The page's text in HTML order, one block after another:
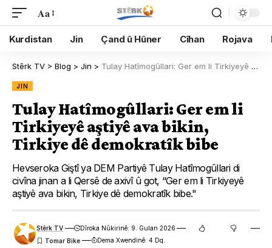
Aa
Kurdistan Jin Çand û Hûner Cîhan Rojava
Stêrk TV > Blog > Jin > Tulay Hatîmogûllari: Ger em li Tirkiyeyê aştiyê ava bikin, Tirkiye dê demokratîk bibe
JIN
Tulay Hatîmogûllari: Ger em li
Tirkiyeyê aştiyê ava bikin,
Tirkiye dê demokratîk bibe
Hevseroka Giştî ya DEM Partiyê Tulay Hatîmogûllari di
civîna jinan a li Qersê de axivî û got, “Ger em li Tirkiyeyê
aştiyê ava bikin, Tirkiye dê demokratîk bibe."
Stêrk TV
Dîroka Nûkirinê: 9. Gulan 2026
Dema Xwendinê: 4 Dq.